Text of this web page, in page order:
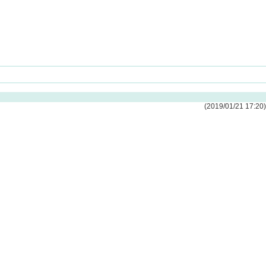
(2019/01/21 17:20)